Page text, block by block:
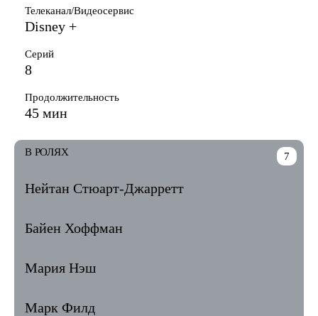
Телеканал/Видеосервис
Disney +
Серий
8
Продолжительность
45 мин
7
В РОЛЯХ
Нейтан Стюарт-Джарретт
Байен Хоффман
Мария Нэш
Марк Филд